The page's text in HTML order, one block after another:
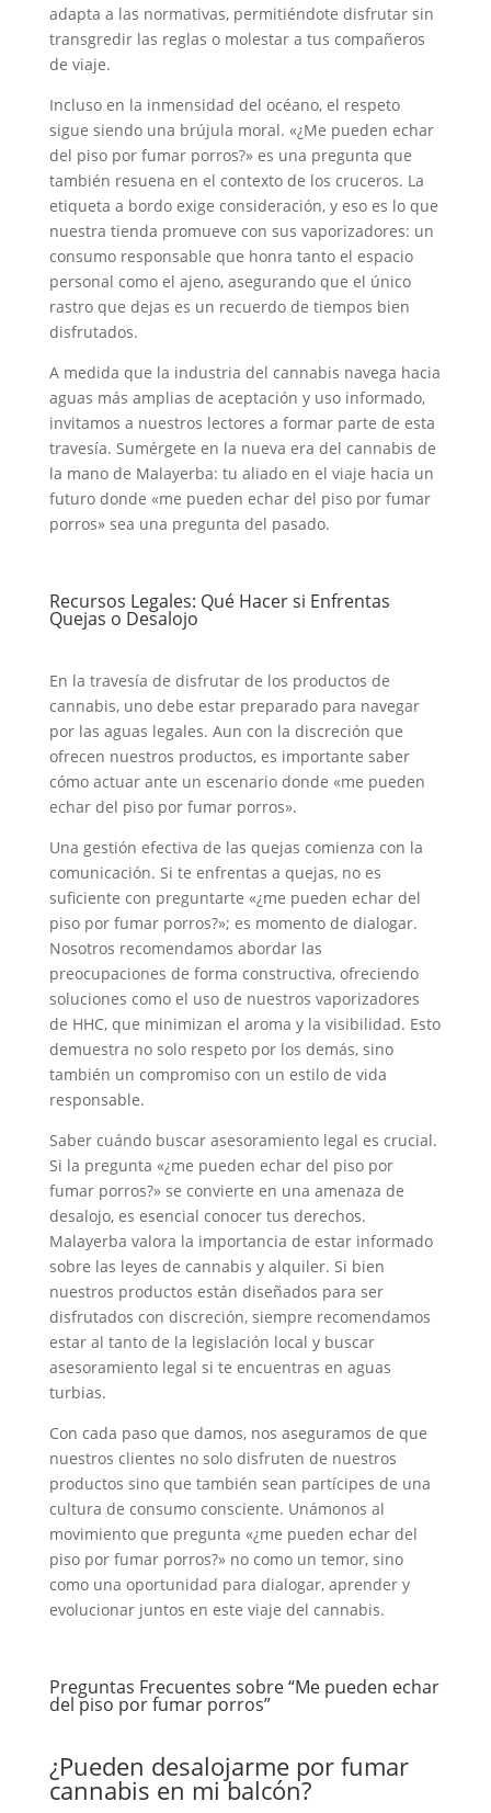
adapta a las normativas, permitiéndote disfrutar sin
transgredir las reglas o molestar a tus compañeros
de viaje.
Incluso en la inmensidad del océano, el respeto
sigue siendo una brújula moral. «¿Me pueden echar
del piso por fumar porros?» es una pregunta que
también resuena en el contexto de los cruceros. La
etiqueta a bordo exige consideración, y eso es lo que
nuestra tienda promueve con sus vaporizadores: un
consumo responsable que honra tanto el espacio
personal como el ajeno, asegurando que el único
rastro que dejas es un recuerdo de tiempos bien
disfrutados.
A medida que la industria del cannabis navega hacia
aguas más amplias de aceptación y uso informado,
invitamos a nuestros lectores a formar parte de esta
travesía. Sumérgete en la nueva era del cannabis de
la mano de Malayerba: tu aliado en el viaje hacia un
futuro donde «me pueden echar del piso por fumar
porros» sea una pregunta del pasado.
Recursos Legales: Qué Hacer si Enfrentas
Quejas o Desalojo
En la travesía de disfrutar de los productos de
cannabis, uno debe estar preparado para navegar
por las aguas legales. Aun con la discreción que
ofrecen nuestros productos, es importante saber
cómo actuar ante un escenario donde «me pueden
echar del piso por fumar porros».
Una gestión efectiva de las quejas comienza con la
comunicación. Si te enfrentas a quejas, no es
suficiente con preguntarte «¿me pueden echar del
piso por fumar porros?»; es momento de dialogar.
Nosotros recomendamos abordar las
preocupaciones de forma constructiva, ofreciendo
soluciones como el uso de nuestros vaporizadores
de HHC, que minimizan el aroma y la visibilidad. Esto
demuestra no solo respeto por los demás, sino
también un compromiso con un estilo de vida
responsable.
Saber cuándo buscar asesoramiento legal es crucial.
Si la pregunta «¿me pueden echar del piso por
fumar porros?» se convierte en una amenaza de
desalojo, es esencial conocer tus derechos.
Malayerba valora la importancia de estar informado
sobre las leyes de cannabis y alquiler. Si bien
nuestros productos están diseñados para ser
disfrutados con discreción, siempre recomendamos
estar al tanto de la legislación local y buscar
asesoramiento legal si te encuentras en aguas
turbias.
Con cada paso que damos, nos aseguramos de que
nuestros clientes no solo disfruten de nuestros
productos sino que también sean partícipes de una
cultura de consumo consciente. Unámonos al
movimiento que pregunta «¿me pueden echar del
piso por fumar porros?» no como un temor, sino
como una oportunidad para dialogar, aprender y
evolucionar juntos en este viaje del cannabis.
Preguntas Frecuentes sobre “Me pueden echar
del piso por fumar porros”
¿Pueden desalojarme por fumar
cannabis en mi balcón?